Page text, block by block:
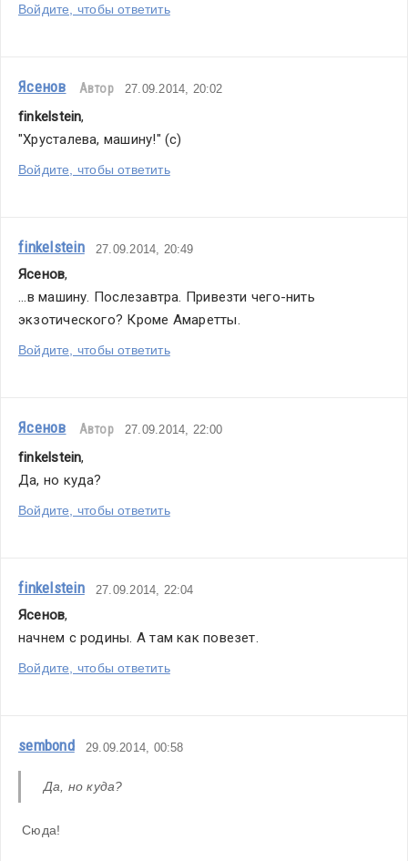
Войдите, чтобы ответить
Ясенов Автор 27.09.2014, 20:02
finkelstein,
"Хрусталева, машину!" (с)
Войдите, чтобы ответить
finkelstein 27.09.2014, 20:49
Ясенов,
...в машину. Послезавтра. Привезти чего-нить
экзотического? Кроме Амаретты.
Войдите, чтобы ответить
Ясенов Автор 27.09.2014, 22:00
finkelstein,
Да, но куда?
Войдите, чтобы ответить
finkelstein 27.09.2014, 22:04
Ясенов,
начнем с родины. А там как повезет.
Войдите, чтобы ответить
sembond 29.09.2014, 00:58
Да, но куда?
Сюда!